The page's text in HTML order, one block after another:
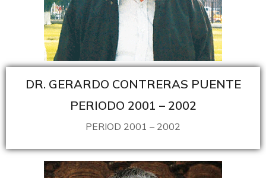
DR. GERARDO CONTRERAS PUENTE
PERIODO 2001 – 2002
PERIOD 2001 – 2002